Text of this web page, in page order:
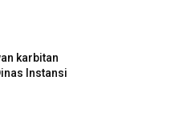
karbitan
Instansi